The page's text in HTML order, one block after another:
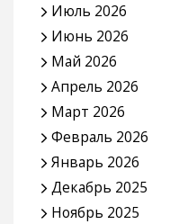
Июль 2026
Июнь 2026
Май 2026
Апрель 2026
Март 2026
Февраль 2026
Январь 2026
Декабрь 2025
Ноябрь 2025